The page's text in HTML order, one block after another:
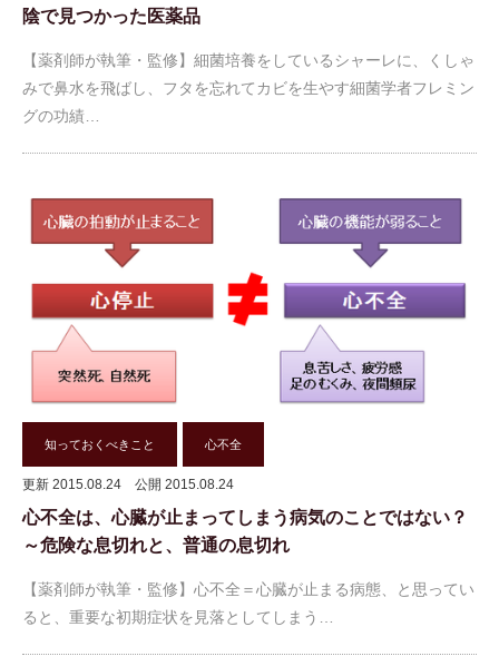
陰で見つかった医薬品
【薬剤師が執筆・監修】細菌培養をしているシャーレに、くしゃ
みで鼻水を飛ばし、フタを忘れてカビを生やす細菌学者フレミン
グの功績…
知っておくべきこと 心不全
更新 2015.08.24 公開 2015.08.24
心不全は、心臓が止まってしまう病気のことではない？
～危険な息切れと、普通の息切れ
【薬剤師が執筆・監修】心不全＝心臓が止まる病態、と思ってい
ると、重要な初期症状を見落としてしまう…